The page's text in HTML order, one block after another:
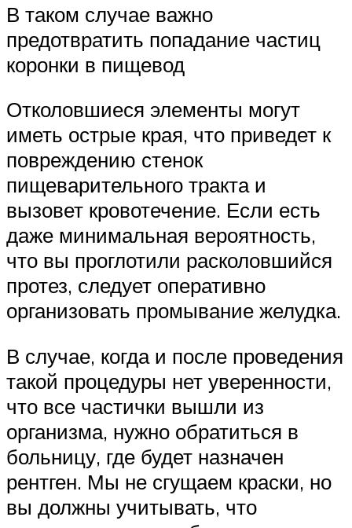
В таком случае важно
предотвратить попадание частиц
коронки в пищевод
Отколовшиеся элементы могут
иметь острые края, что приведет к
повреждению стенок
пищеварительного тракта и
вызовет кровотечение. Если есть
даже минимальная вероятность,
что вы проглотили расколовшийся
протез, следует оперативно
организовать промывание желудка.
В случае, когда и после проведения
такой процедуры нет уверенности,
что все частички вышли из
организма, нужно обратиться в
больницу, где будет назначен
рентген. Мы не сгущаем краски, но
вы должны учитывать, что